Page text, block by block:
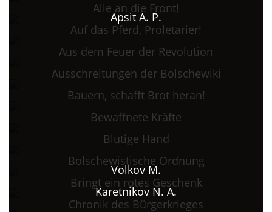
Alle an die Front!
Apsit A. P.
Auf das Pferd, Proletarier!
Aus dem Feuer der Revolution
Ausschreitungen der Bolschewiki
Bauern, schafft Brot heran!
Bewaffnete Kräfte
Blutige Hand
Bolschewistische Ordnung
Volkov M.
Bringt ein rotes Geschenk
Karetnikov N. A.
Chronik des Bürgerkrieges